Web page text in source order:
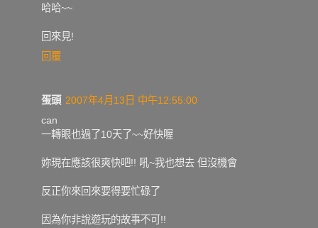
哈哈~~
回來見!
回覆
蛋頭 2007年4月13日 中午12:55:00
can
一轉眼也過了10天了~~好快喔
妳現在應該很爽快吧!! 吼~我也想去 但沒機會
反正你來回來要得要忙碌了
因為你非說遊玩的故事不可!!